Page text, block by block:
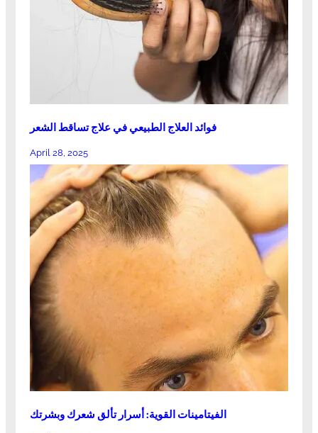
فوائد العلاج الطبيعي في علاج تساقط الشعر
April 28, 2025
الفيتامينات القوية: أسرار تألق شعرك وبشرتك